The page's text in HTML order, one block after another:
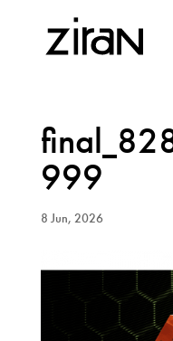
999
8 Jun, 2026